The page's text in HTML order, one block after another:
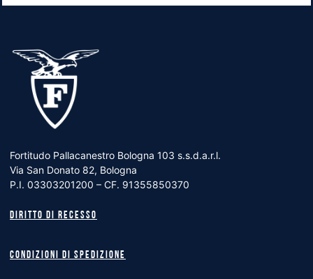
Fortitudo Pallacanestro Bologna 103 s.s.d.a.r.l.
Via San Donato 82, Bologna
P.I. 03303201200 – CF. 91355850370
Diritto di recesso
Condizioni di spedizione